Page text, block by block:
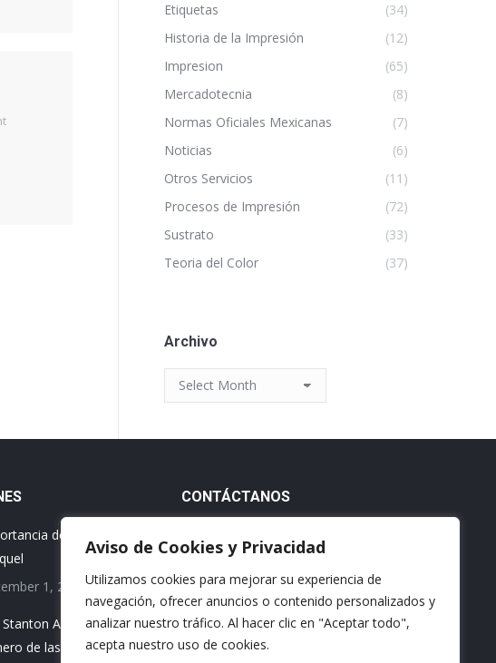
Aviso de Cookies y Privacidad
Utilizamos cookies para mejorar su experiencia de
navegación, ofrecer anuncios o contenido personalizados y
analizar nuestro tráfico. Al hacer clic en "Aceptar todo",
acepta nuestro uso de cookies.
Etiquetas
(34)
Historia de la Impresión
(12)
Impresion
(65)
Mercadotecnia
(8)
Normas Oficiales Mexicanas
(7)
Noticias
(6)
Otros Servicios
(11)
Procesos de Impresión
(72)
Sustrato
(33)
Teoria del Color
(37)
Archivo
Archivo
del color en el
1, 2022
Stanton Avery,
de las etiquetas
CONTÁCTANOS
ventas@franja.mx
Teléfonos:
800 839 4019 | (828) 269 6100
Dirección:
Carretera Cadereyta-Hda Chih Km 3